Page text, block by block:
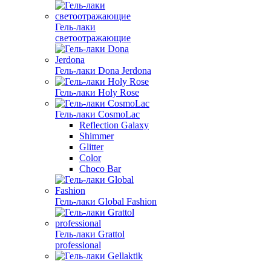
Гель-лаки
светоотражающие
Гель-лаки Dona Jerdona
Гель-лаки Holy Rose
Гель-лаки CosmoLac
Reflection Galaxy
Shimmer
Glitter
Color
Choco Bar
Гель-лаки Global Fashion
Гель-лаки Grattol
professional